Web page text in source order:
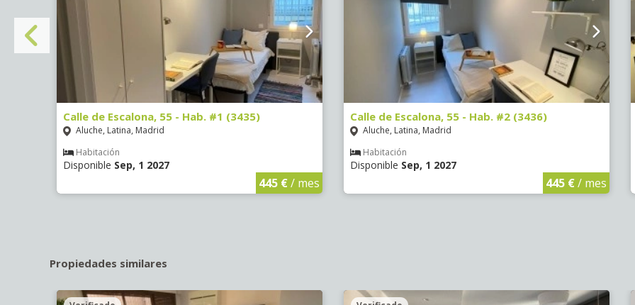
Calle de Escalona, 55 - Hab. #1 (3435)
Aluche, Latina, Madrid
Habitación
Disponible Sep, 1 2027
445 €/ mes
Calle de Escalona, 55 - Hab. #2 (3436)
Aluche, Latina, Madrid
Habitación
Disponible Sep, 1 2027
445 €/ mes
Propiedades similares